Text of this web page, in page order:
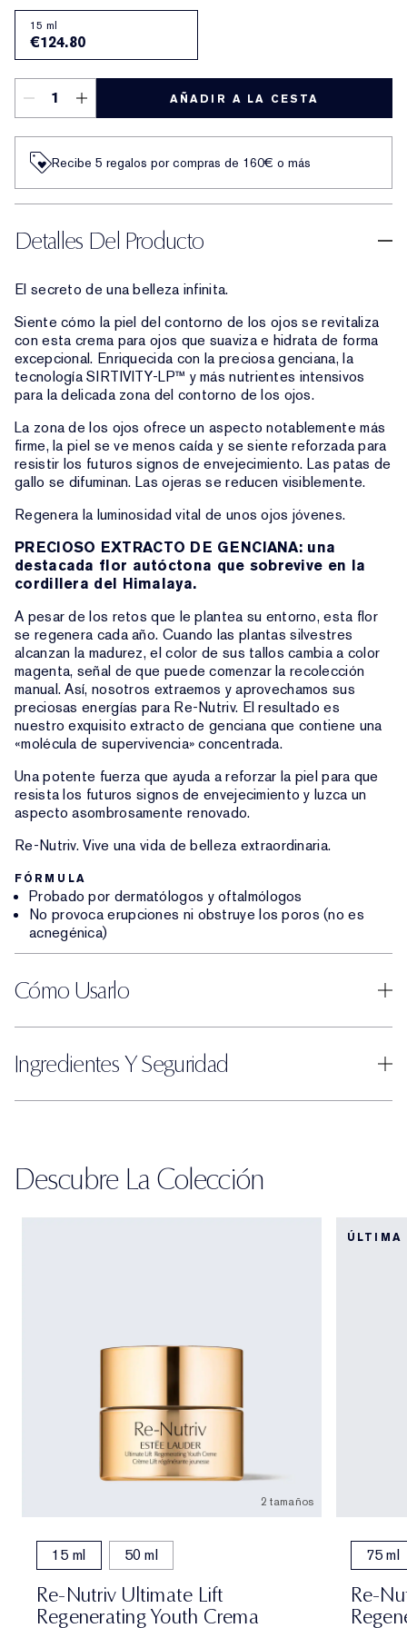
15 ml
€124.80
AÑADIR A LA CESTA
Recibe 5 regalos por compras de 160€ o más
Detalles Del Producto
El secreto de una belleza infinita.
Siente cómo la piel del contorno de los ojos se revitaliza
con esta crema para ojos que suaviza e hidrata de forma
excepcional. Enriquecida con la preciosa genciana, la
tecnología SIRTIVITY-LP™ y más nutrientes intensivos
para la delicada zona del contorno de los ojos.
La zona de los ojos ofrece un aspecto notablemente más
firme, la piel se ve menos caída y se siente reforzada para
resistir los futuros signos de envejecimiento. Las patas de
gallo se difuminan. Las ojeras se reducen visiblemente.
Regenera la luminosidad vital de unos ojos jóvenes.
PRECIOSO EXTRACTO DE GENCIANA: una
destacada flor autóctona que sobrevive en la
cordillera del Himalaya.
A pesar de los retos que le plantea su entorno, esta flor
se regenera cada año. Cuando las plantas silvestres
alcanzan la madurez, el color de sus tallos cambia a color
magenta, señal de que puede comenzar la recolección
manual. Así, nosotros extraemos y aprovechamos sus
preciosas energías para Re-Nutriv. El resultado es
nuestro exquisito extracto de genciana que contiene una
«molécula de supervivencia» concentrada.
Una potente fuerza que ayuda a reforzar la piel para que
resista los futuros signos de envejecimiento y luzca un
aspecto asombrosamente renovado.
Re-Nutriv. Vive una vida de belleza extraordinaria.
FÓRMULA
Probado por dermatólogos y oftalmólogos
No provoca erupciones ni obstruye los poros (no es
acnegénica)
Cómo Usarlo
Ingredientes Y Seguridad
Descubre La Colección
2 tamaños
15 ml 50 ml
Re-Nutriv Ultimate Lift
Regenerating Youth Crema
ÚLTIMA
75 ml
Re-